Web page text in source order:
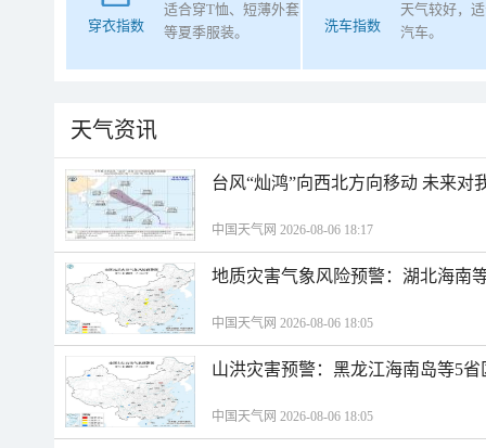
穿衣指数
适合穿T恤、短薄外套
等夏季服装。
洗车指数
天气较好，
汽车。
天气资讯
台风“灿鸿”向西北方向移动 未来对
中国天气网 2026-08-06 18:17
地质灾害气象风险预警：湖北海南
中国天气网 2026-08-06 18:05
山洪灾害预警：黑龙江海南岛等5
中国天气网 2026-08-06 18:05